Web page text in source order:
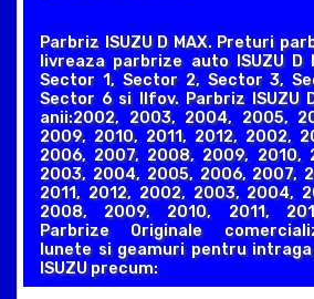
Parbriz ISUZU D MAX. Preturi
livreaza parbrize auto ISUZU D
Sector 1, Sector 2, Sector 3,
Sector 6 si Ilfov. Parbriz ISUZU
anii:2002, 2003, 2004, 2005,
2009, 2010, 2011, 2012, 2002,
2006, 2007, 2008, 2009, 2010,
2003, 2004, 2005, 2006, 2007,
2011, 2012, 2002, 2003, 2004,
2008, 2009, 2010, 2011,
Parbrize Originale
lunete si geamuri pentru
ISUZU precum: